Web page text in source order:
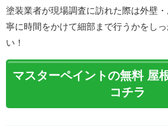
塗装業者が現場調査に訪れた際は外壁
寧に時間をかけて細部まで行うかをし
い！
マスターペイントの無料 屋
コチラ